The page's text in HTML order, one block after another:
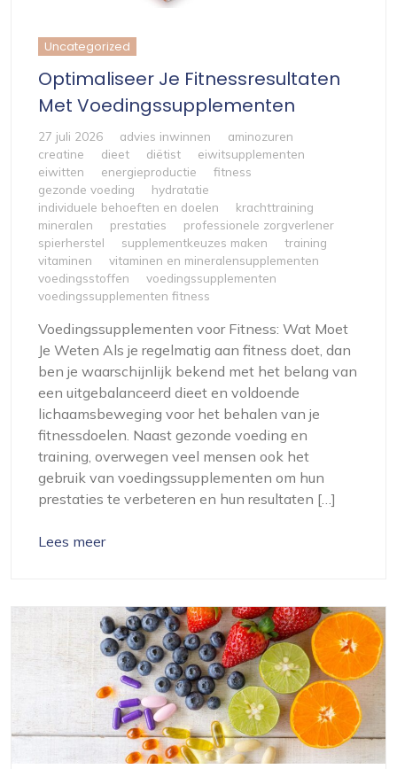
Uncategorized
Optimaliseer Je Fitnessresultaten
Met Voedingssupplementen
27 juli 2026 advies inwinnen
aminozuren
creatine
dieet diëtist
eiwitsupplementen
eiwitten
energieproductie
fitness
gezonde voeding
hydratatie
individuele behoeften en doelen
krachttraining
mineralen
prestaties
professionele zorgverlener
spierherstel
supplementkeuzes maken
training
vitaminen
vitaminen en mineralensupplementen
voedingsstoffen
voedingssupplementen
voedingssupplementen fitness
Voedingssupplementen voor Fitness: Wat Moet
Je Weten Als je regelmatig aan fitness doet, dan
ben je waarschijnlijk bekend met het belang van
een uitgebalanceerd dieet en voldoende
lichaamsbeweging voor het behalen van je
fitnessdoelen. Naast gezonde voeding en
training, overwegen veel mensen ook het
gebruik van voedingssupplementen om hun
prestaties te verbeteren en hun resultaten […]
Lees meer